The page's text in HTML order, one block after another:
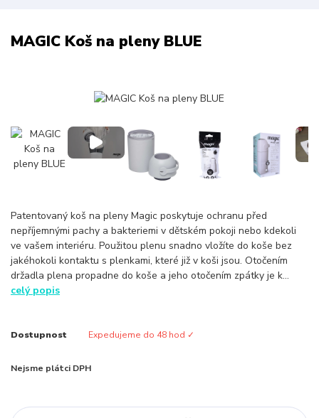
MAGIC Koš na pleny BLUE
Patentovaný koš na pleny Magic poskytuje ochranu před
nepříjemnými pachy a bakteriemi v dětském pokoji nebo kdekoli
ve vašem interiéru. Použitou plenu snadno vložíte do koše bez
jakéhokoli kontaktu s plenkami, které již v koši jsou. Otočením
držadla plena propadne do koše a jeho otočením zpátky je k...
celý popis
Dostupnost Expedujeme do 48 hod ✓
Nejsme plátci DPH